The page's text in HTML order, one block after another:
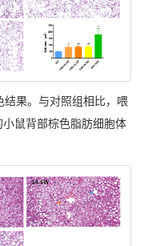
结果。与对照组相比，喂
鼠背部棕色脂肪细胞体